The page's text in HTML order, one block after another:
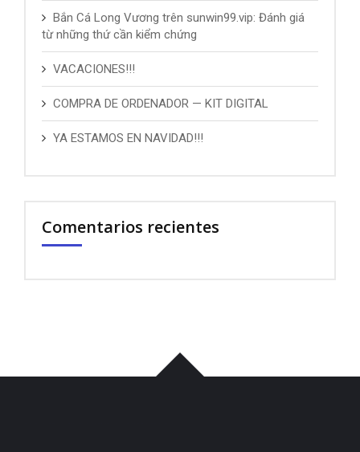
Bắn Cá Long Vương trên sunwin99.vip: Đánh giá
từ những thứ cần kiểm chứng
VACACIONES!!!
COMPRA DE ORDENADOR — KIT DIGITAL
YA ESTAMOS EN NAVIDAD!!!
Comentarios recientes